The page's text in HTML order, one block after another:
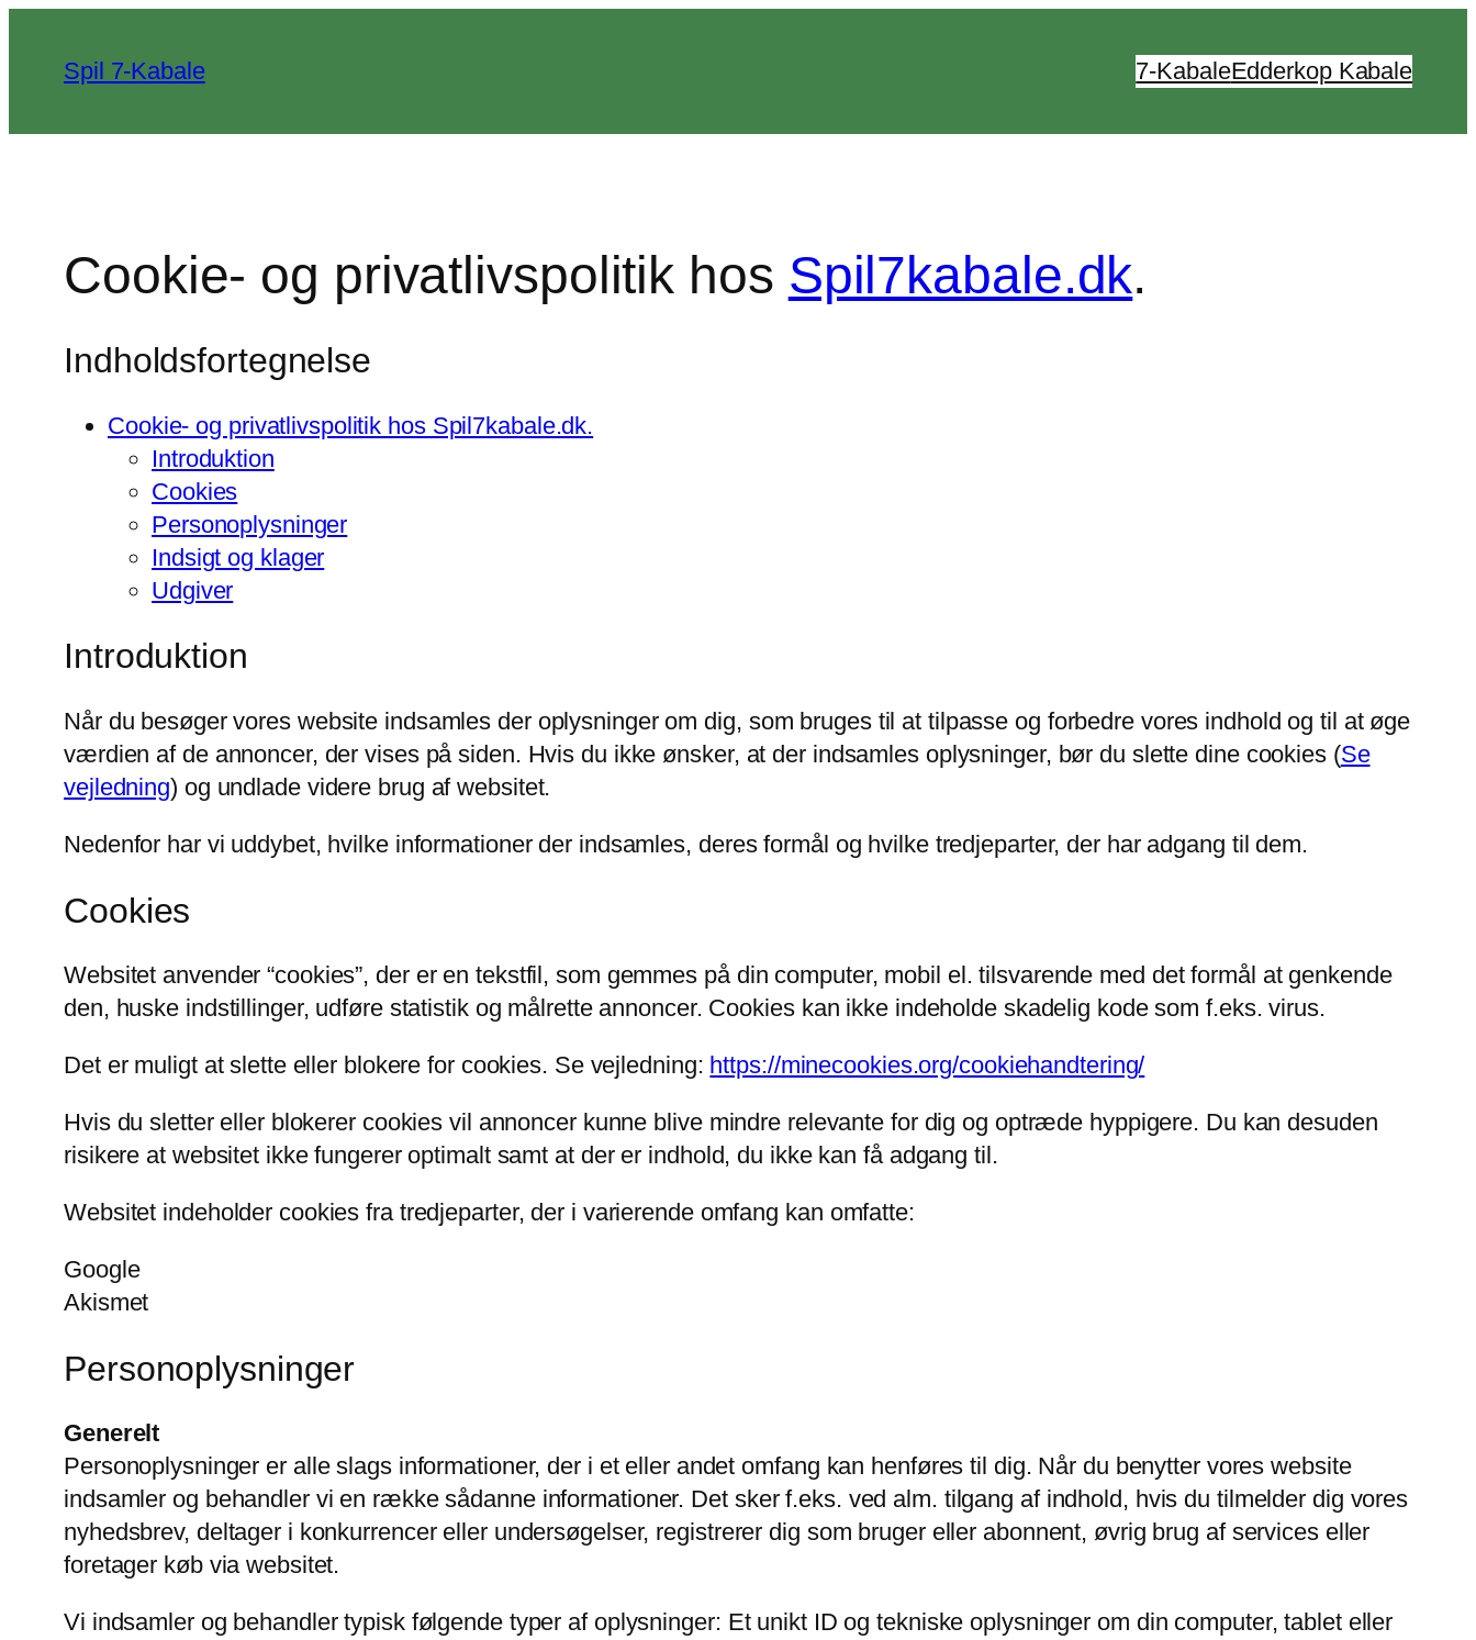
indhold
Spil 7-Kabale 7-KabaleEdderkop Kabale
Cookie- og privatlivspolitik hos Spil7kabale.dk.
Indholdsfortegnelse
Cookie- og privatlivspolitik hos Spil7kabale.dk.
Introduktion
Cookies
Personoplysninger
Indsigt og klager
Udgiver
Introduktion
Når du besøger vores website indsamles der oplysninger om dig, som bruges til at tilpasse og forbedre vores indhold og til at øge
værdien af de annoncer, der vises på siden. Hvis du ikke ønsker, at der indsamles oplysninger, bør du slette dine cookies (Se
vejledning) og undlade videre brug af websitet.
Nedenfor har vi uddybet, hvilke informationer der indsamles, deres formål og hvilke tredjeparter, der har adgang til dem.
Cookies
Websitet anvender “cookies”, der er en tekstfil, som gemmes på din computer, mobil el. tilsvarende med det formål at genkende
den, huske indstillinger, udføre statistik og målrette annoncer. Cookies kan ikke indeholde skadelig kode som f.eks. virus.
Det er muligt at slette eller blokere for cookies. Se vejledning: https://minecookies.org/cookiehandtering/
Hvis du sletter eller blokerer cookies vil annoncer kunne blive mindre relevante for dig og optræde hyppigere. Du kan desuden
risikere at websitet ikke fungerer optimalt samt at der er indhold, du ikke kan få adgang til.
Websitet indeholder cookies fra tredjeparter, der i varierende omfang kan omfatte:
Google
Akismet
Personoplysninger
Generelt
Personoplysninger er alle slags informationer, der i et eller andet omfang kan henføres til dig. Når du benytter vores website
indsamler og behandler vi en række sådanne informationer. Det sker f.eks. ved alm. tilgang af indhold, hvis du tilmelder dig vores
nyhedsbrev, deltager i konkurrencer eller undersøgelser, registrerer dig som bruger eller abonnent, øvrig brug af services eller
foretager køb via websitet.
Vi indsamler og behandler typisk følgende typer af oplysninger: Et unikt ID og tekniske oplysninger om din computer, tablet eller